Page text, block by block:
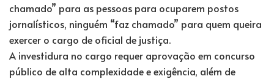
chamado” para as pessoas para ocuparem postos
jornalísticos, ninguém “faz chamado” para quem queira
exercer o cargo de oficial de justiça.
A investidura no cargo requer aprovação em concurso
público de alta complexidade e exigência, além de